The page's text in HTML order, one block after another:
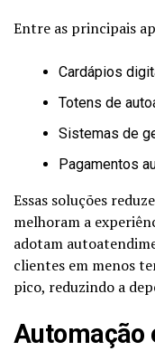
Entre as principais
Cardápios
Totens de
Sistemas de
Pagamentos
Essas soluções
melhoram a
adotam
clientes em menos
pico, reduzindo a
Automação